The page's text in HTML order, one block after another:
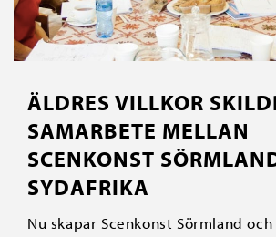
ÄLDRES VILLKOR
SAMARBETE MELLAN
SCENKONST
SYDAFRIKA
Nu skapar Scenkonst Sörmland